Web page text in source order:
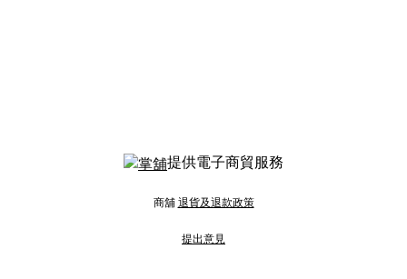
提供電子商貿服務
商舖 退貨及退款政策
提出意見